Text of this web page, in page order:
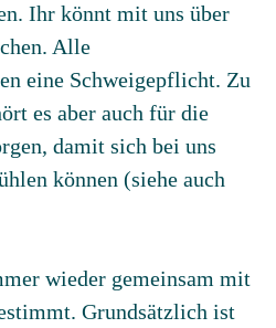
Ihr könnt mit uns über
Alle
eine Schweigepflicht. Zu
es aber auch für die
damit sich bei uns
können (siehe auch
wieder gemeinsam mit
Grundsätzlich ist